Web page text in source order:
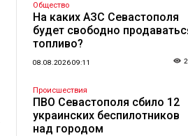
Общество
На каких АЗС Севастополя
будет свободно
топливо?
08.08.2026 09:11
Происшествия
ПВО Севастополя сбило 12
украинских беспилотников
над городом